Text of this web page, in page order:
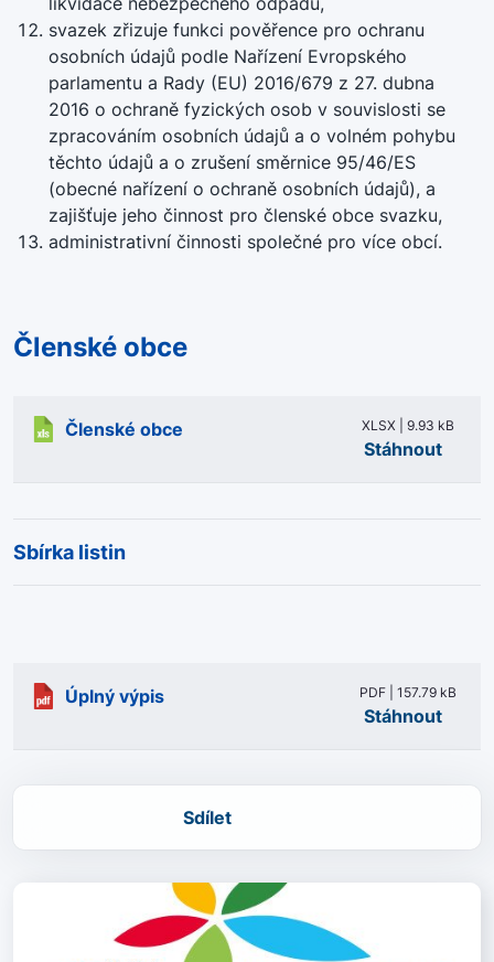
svazek zřizuje funkci pověřence pro ochranu
osobních údajů podle Nařízení Evropského
parlamentu a Rady (EU) 2016/679 z 27. dubna
2016 o ochraně fyzických osob v souvislosti se
zpracováním osobních údajů a o volném pohybu
těchto údajů a o zrušení směrnice 95/46/ES
(obecné nařízení o ochraně osobních údajů), a
zajišťuje jeho činnost pro členské obce svazku,
administrativní činnosti společné pro více obcí.
Členské obce
Členské obce XLSX | 9.93 kB
Stáhnout
Sbírka listin
Úplný výpis PDF | 157.79 kB
Stáhnout
Sdílet